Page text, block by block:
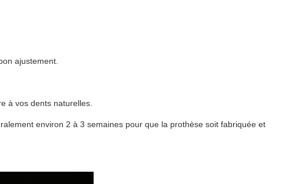
ajustement.
à vos dents naturelles.
environ 2 à 3 semaines pour que la prothèse soit fabriquée et